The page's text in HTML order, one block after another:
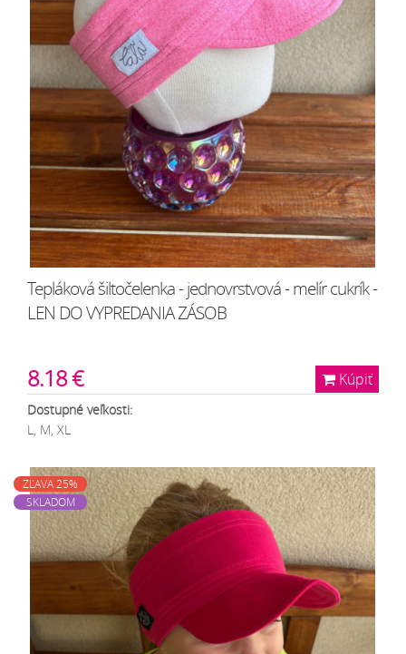
Tepláková šiltočelenka - jednovrstvová - melír cukrík -
LEN DO VYPREDANIA ZÁSOB
Kúpiť
8.18 €
Dostupné veľkosti:
L, M, XL
ZĽAVA 25%
SKLADOM